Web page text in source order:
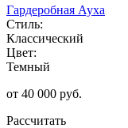
Гардеробная Ауха
Стиль:
Классический
Цвет:
Темный
от 40 000 руб.
Рассчитать